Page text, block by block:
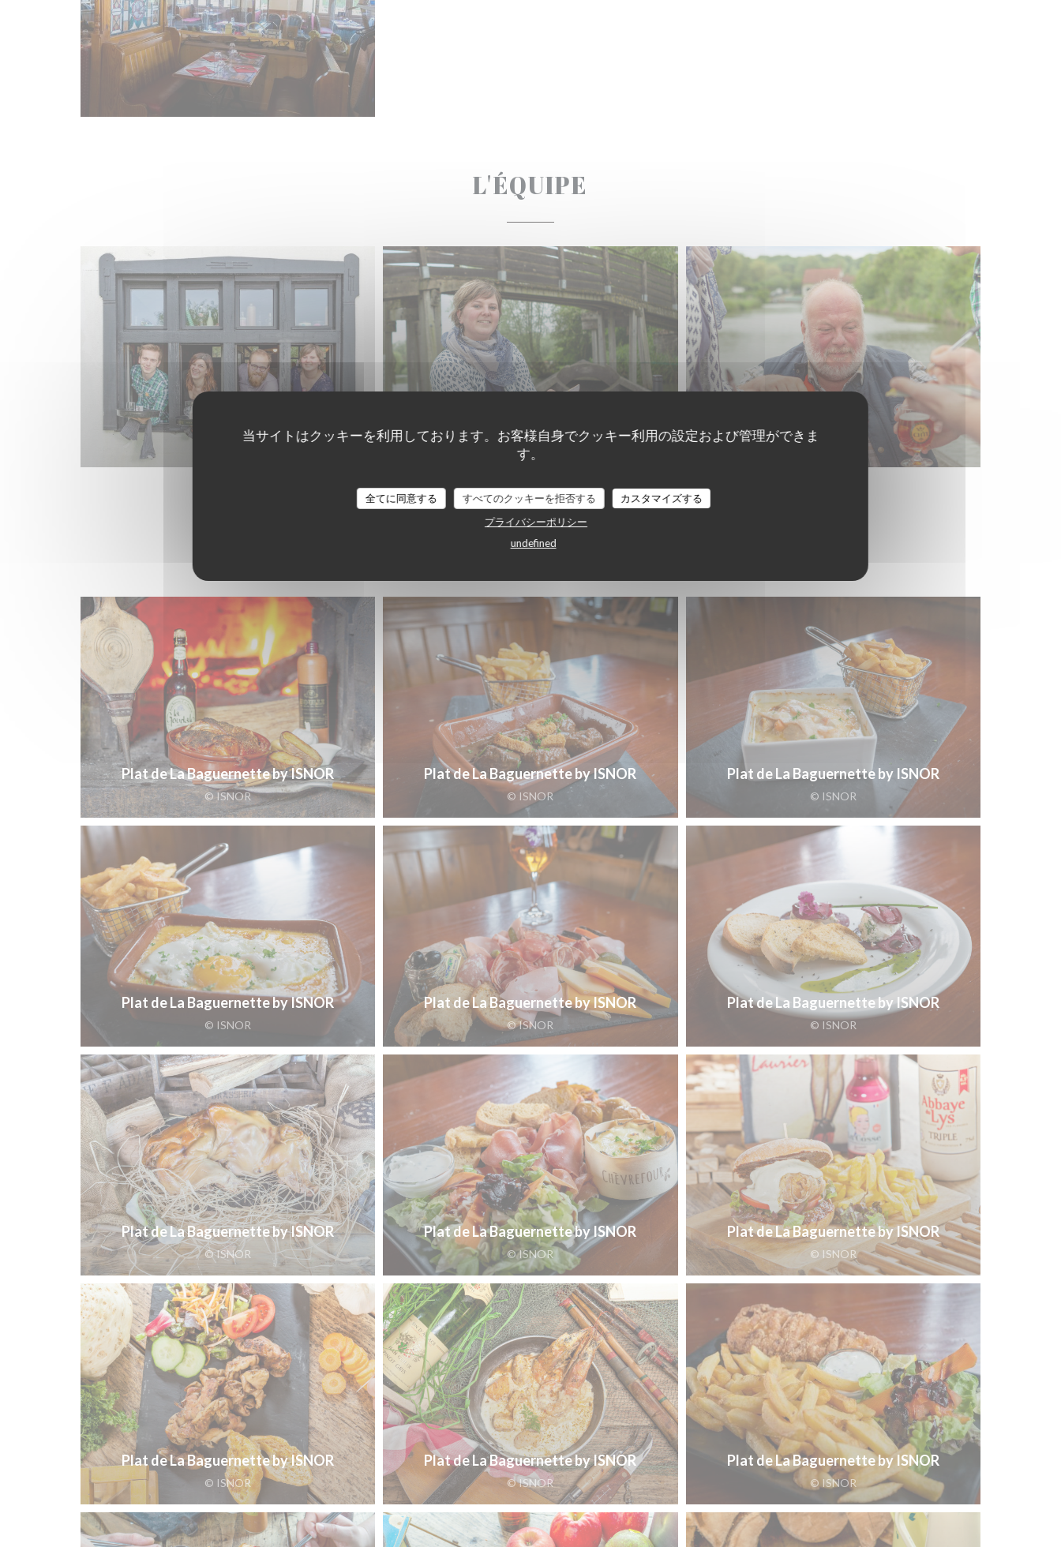
当サイトはクッキーを利用しております。お客様自身でクッキー利用の設定および管理ができま
す。
全てに同意する すべてのクッキーを拒否する
カスタマイズする
プライバシーポリシー
undefined
L'ÉQUIPE
LES PLATS
Plat de La Baguernette by ISNOR
© ISNOR
Plat de La Baguernette by ISNOR
© ISNOR
Plat de La Baguernette by ISNOR
© ISNOR
Plat de La Baguernette by ISNOR
© ISNOR
Plat de La Baguernette by ISNOR
© ISNOR
Plat de La Baguernette by ISNOR
© ISNOR
Plat de La Baguernette by ISNOR
© ISNOR
Plat de La Baguernette by ISNOR
© ISNOR
Plat de La Baguernette by ISNOR
© ISNOR
Plat de La Baguernette by ISNOR
© ISNOR
Plat de La Baguernette by ISNOR
© ISNOR
Plat de La Baguernette by ISNOR
© ISNOR